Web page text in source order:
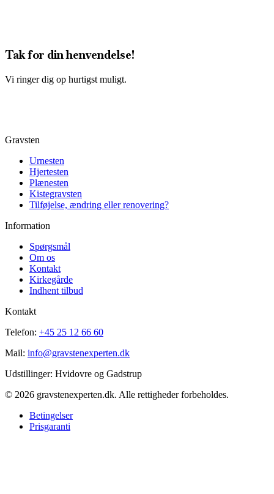
Tak for din henvendelse!
Vi ringer dig op hurtigst muligt.
Gravsten
Urnesten
Hjertesten
Plænesten
Kistegravsten
Tilføjelse, ændring eller renovering?
Information
Spørgsmål
Om os
Kontakt
Kirkegårde
Indhent tilbud
Kontakt
Telefon: +45 25 12 66 60
Mail: info@gravstenexperten.dk
Udstillinger: Hvidovre og Gadstrup
© 2026 gravstenexperten.dk. Alle rettigheder forbeholdes.
Betingelser
Prisgaranti